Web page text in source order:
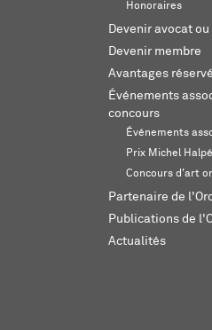
Honoraires
Devenir avocat
Devenir membre
Avantages
Événements
concours
Événements
Prix Michel
Concours d'art
Partenaire de
Publications de
Actualités